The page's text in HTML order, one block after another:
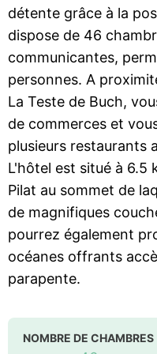
détente grâce à la
dispose de 46
communicantes,
personnes. A
La Teste de Buch,
de commerces et
plusieurs restaurants
L'hôtel est situé à 6.5
Pilat au sommet de
de magnifiques
pourrez également
océanes offrants
parapente.
NOMBRE DE CHAMBRES